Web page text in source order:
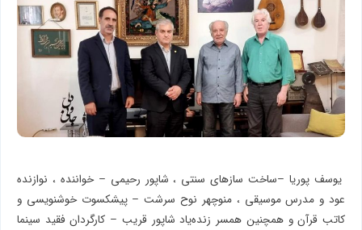
یوسف پوریا –ساخت سازهای سنتی ، شاپور رحیمی – خواننده ، نوازنده
عود و مدرس موسیقی ، منوچهر نوح سرشت – پیشکسوت خوشنویسی و
کاتب قرآن و همچنین همسر زنده‌یاد شاپور قریب – کارگردان فقید سینما